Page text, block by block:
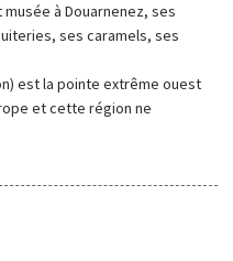
à Douarnenez, ses
ses caramels, ses
est la pointe extrême ouest
et cette région ne